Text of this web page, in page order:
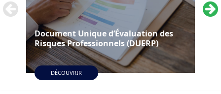
Document Unique d’Évaluation des
Risques Professionnels (DUERP)
DÉCOUVRIR